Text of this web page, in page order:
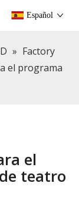
Español
» Factory
el programa
el
teatro